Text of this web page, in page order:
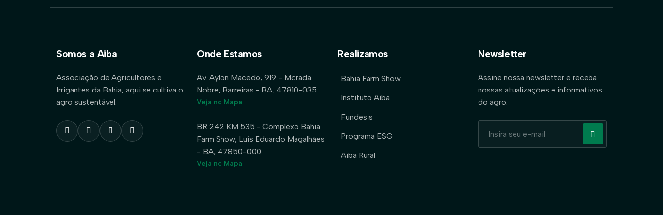
Somos a Aiba
Associação de Agricultores e
Irrigantes da Bahia, aqui se cultiva o
agro sustentável.
Onde Estamos
Av. Aylon Macedo, 919 - Morada
Nobre, Barreiras - BA, 47810-035
Veja no Mapa
BR 242 KM 535 - Complexo Bahia
Farm Show, Luís Eduardo Magalhães
- BA, 47850-000
Veja no Mapa
Realizamos
Bahia Farm Show
Instituto Aiba
Fundesis
Programa ESG
Aiba Rural
Newsletter
Assine nossa newsletter e receba
nossas atualizações e informativos
do agro.